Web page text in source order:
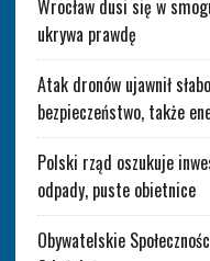
Wrocław dusi się w
ukrywa prawdę
Atak dronów ujawnił
bezpieczeństwo, także
Polski rząd oszukuje
odpady, puste obietnice
Obywatelskie